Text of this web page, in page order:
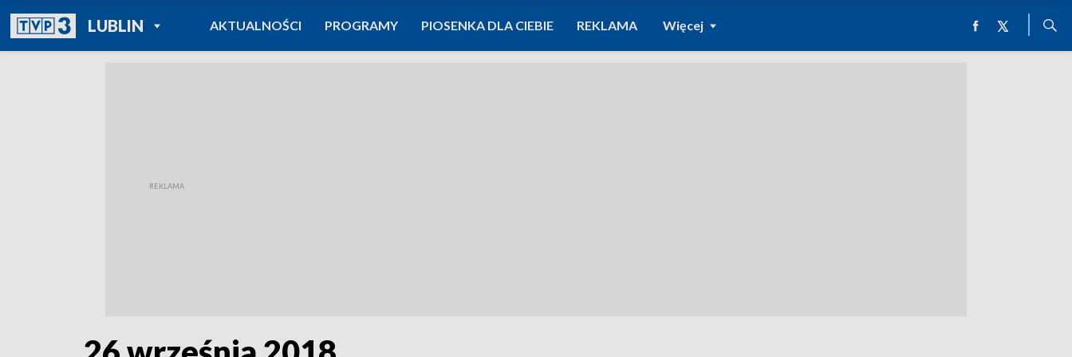
LUBLINPOWRÓT DO
TVP REGIONY
AKTUALNOŚCI PROGRAMY PIOSENKA DLA CIEBIE REKLAMA Więcej